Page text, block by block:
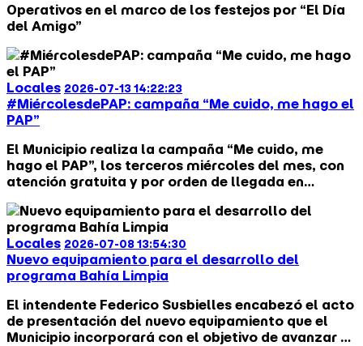
Operativos en el marco de los festejos por “El Día
del Amigo”
Locales 2026-07-13 14:22:23
#MiércolesdePAP: campaña “Me cuido, me hago el
PAP”
El Municipio realiza la campaña “Me cuido, me
hago el PAP”, los terceros miércoles del mes, con
atención gratuita y por orden de llegada en
Locales 2026-07-08 13:54:30
Nuevo equipamiento para el desarrollo del
programa Bahía Limpia
El intendente Federico Susbielles encabezó el acto
de presentación del nuevo equipamiento que el
Municipio incorporará con el objetivo de avanzar en